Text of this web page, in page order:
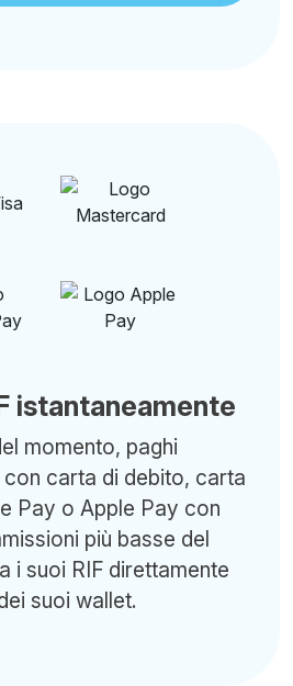
istantaneamente
momento, paghi
carta di debito, carta
Pay o Apple Pay con
più basse del
i suoi RIF direttamente
suoi wallet.